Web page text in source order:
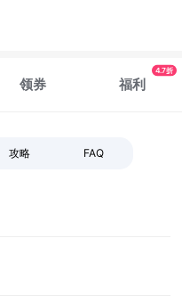
领券 福利
4.7折
攻略 FAQ